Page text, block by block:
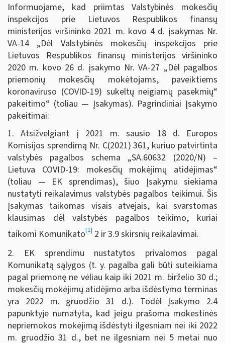
Informuojame, kad priimtas Valstybinės mokesčių
inspekcijos prie Lietuvos Respublikos finansų
ministerijos viršininko 2021 m. kovo 4 d. įsakymas Nr.
VA-14 „Dėl Valstybinės mokesčių inspekcijos prie
Lietuvos Respublikos finansų ministerijos viršininko
2020 m. kovo 26 d. įsakymo Nr. VA-27 „Dėl pagalbos
priemonių mokesčių mokėtojams, paveiktiems
koronaviruso (COVID-19) sukeltų neigiamų pasekmių“
pakeitimo“ (toliau — Įsakymas). Pagrindiniai Įsakymo
pakeitimai:
1. Atsižvelgiant į 2021 m. sausio 18 d. Europos
Komisijos sprendimą Nr. C(2021) 361, kuriuo patvirtinta
valstybės pagalbos schema „SA.60632 (2020/N) –
Lietuva COVID-19: mokesčių mokėjimų atidėjimas“
(toliau — EK sprendimas), šiuo Įsakymu siekiama
nustatyti reikalavimus valstybės pagalbos teikimui. Šis
Įsakymas taikomas visais atvejais, kai svarstomas
klausimas dėl valstybės pagalbos teikimo, kuriai
taikomi Komunikato[1] 2 ir 3.9 skirsnių reikalavimai.
2. EK sprendimu nustatytos privalomos pagal
Komunikatą sąlygos (t. y. pagalba gali būti suteikiama
pagal priemonę ne vėliau kaip iki 2021 m. birželio 30 d.;
mokesčių mokėjimų atidėjimo arba išdėstymo terminas
yra 2022 m. gruodžio 31 d.). Todėl Įsakymo 2.4
papunktyje numatyta, kad jeigu prašoma mokestinės
nepriemokos mokėjimą išdėstyti ilgesniam nei iki 2022
m. gruodžio 31 d., bet ne ilgesniam nei 5 metai nuo